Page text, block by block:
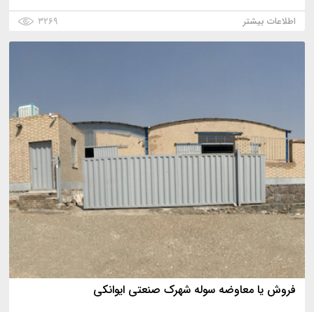
اطلاعات بیشتر
۳۲۶۹
فروش یا معاوضه سوله شهرک صنعتی ایوانکی